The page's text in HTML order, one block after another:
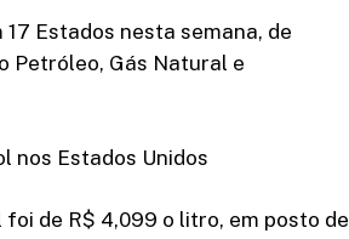
Estados nesta semana, de
Petróleo, Gás Natural e
nos Estados Unidos
de R$ 4,099 o litro, em posto de